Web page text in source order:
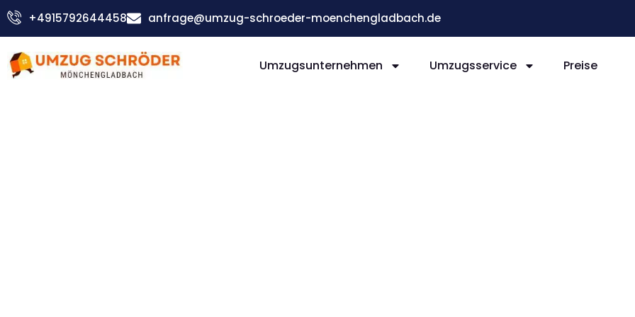
Zum
Inhalt
+4915792644458 anfrage@umzug-schroeder-moenchengladbach.de
Umzugsunternehmen Umzugsservice Preise